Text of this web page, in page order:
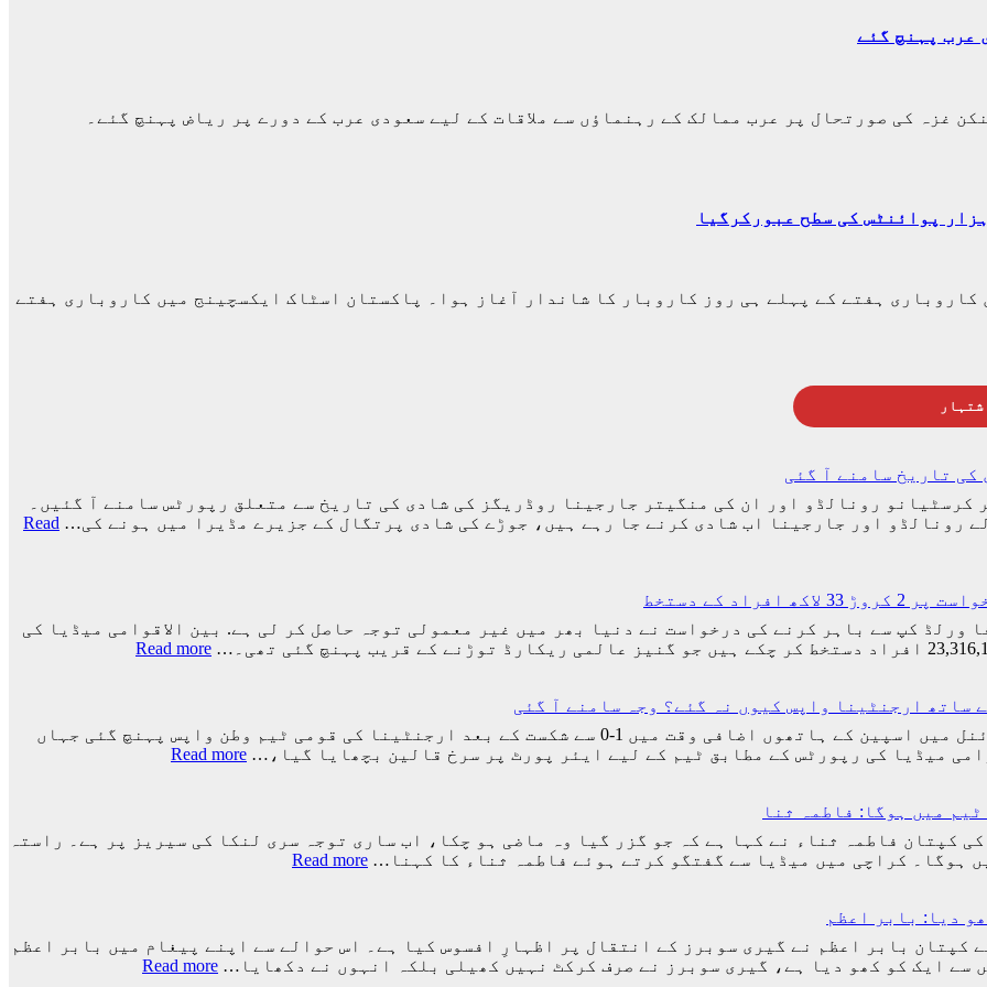
عرب پہنچ گئے
غزہ کی صورتحال پر عرب ممالک کے رہنماؤں سے ملاقات کے لیے سعودی عرب کے دورے پر ریاض پہنچ گئے۔
ہفتے کے پہلے ہی روز کاروبار کا شاندار آغاز ہوا۔ پاکستان اسٹاک ایکسچینج میں کاروباری ہفتے
کی تاریخ سامنے آ گئی
کرسٹیانو رونالڈو اور ان کی منگیتر جارجینا روڈریگز کی شادی کی تاریخ سے متعلق رپورٹس سامنے آ گئیں۔
رونالڈو اور جارجینا اب شادی کرنے جا رہے ہیں، جوڑے کی شادی پرتگال کے جزیرے مڈیرا میں ہونے کی… Read
کے دستخط
(مانند نیوز) ارجنٹینا کو 2026ء کے فیفا ورلڈ کپ سے باہر کرنے کی درخواست نے دنیا بھر میں غیر معمولی توجہ حاصل کر لی ہے. بین الاقوامی میڈیا کی
Read more
:
ورلڈ
کپ
درخواست
لاکھ
ساتھ ارجنٹینا واپس کیوں نہ گئے؟ وجہ سامنے آ گئی
اسلام آباد (مانند نیوز) فیفا ورلڈ کپ 2026ء کے فائنل میں اسپین کے ہاتھوں اضافی وقت میں 1-0 سے شکست کے بعد ارجنٹینا کی قومی ٹیم وطن واپس پہنچ گئی جہاں
میڈیا کی رپورٹس کے مطابق ٹیم کے لیے ایئر پورٹ پر سرخ قالین بچھایا گیا،… Read more
:
شکست
ٹیم
کے
میں ہوگا: فاطمہ ثنا
کپتان فاطمہ ثناء نے کہا ہے کہ جو گزر گیا وہ ماضی ہو چکا، اب ساری توجہ سری لنکا کی سیریز پر ہے۔ راستہ
ہوگا۔ کراچی میں میڈیا سے گفتگو کرتے ہوئے فاطمہ ثناء کا کہنا… Read more
:
نہیں
ہوا،
دیا: بابر اعظم
کپتان بابر اعظم نے گیری سوبرز کے انتقال پر اظہارِ افسوس کیا ہے۔ اس حوالے سے اپنے پیغام میں بابر اعظم
سے ایک کو کھو دیا ہے، گیری سوبرز نے صرف کرکٹ نہیں کھیلی بلکہ انہوں نے دکھایا… Read more
: